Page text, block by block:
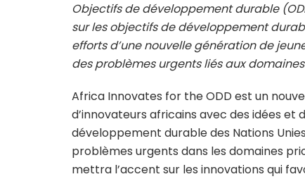
Objectifs de développement durable
sur les objectifs de développement
efforts d’une nouvelle génération de
des problèmes urgents liés aux
Africa Innovates for the ODD est un
d’innovateurs africains avec des idées et
développement durable des Nations
problèmes urgents dans les domaines
mettra l’accent sur les innovations qui